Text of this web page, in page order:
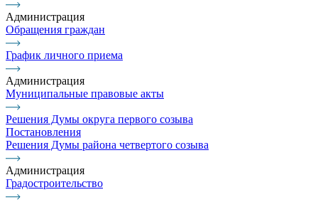
Администрация
Обращения граждан
График личного приема
Администрация
Муниципальные правовые акты
Решения Думы округа первого созыва
Постановления
Решения Думы района четвертого созыва
Администрация
Градостроительство